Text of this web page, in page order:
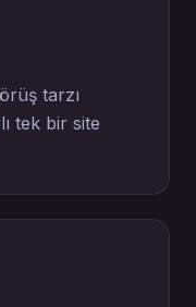
tarzı
tek bir site